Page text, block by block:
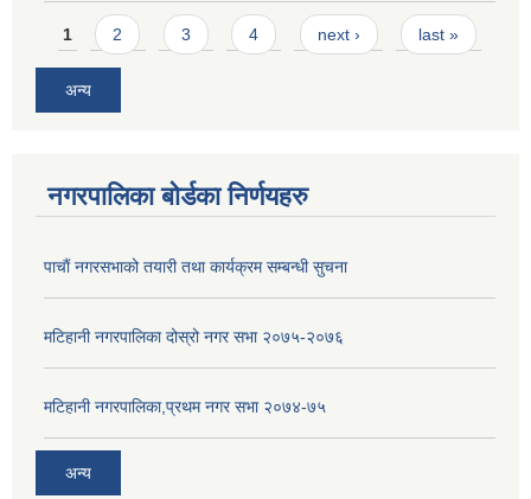
Pages
1 2 3 4 next › last »
अन्य
नगरपालिका बोर्डका निर्णयहरु
पाचाैं नगरसभाको तयारी तथा कार्यक्रम सम्बन्धी सुचना
मटिहानी नगरपालिका दोस्रो नगर सभा २०७५-२०७६
मटिहानी नगरपालिका,प्रथम नगर सभा २०७४-७५
अन्य